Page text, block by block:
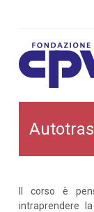
conto
Il corso è
intraprendere